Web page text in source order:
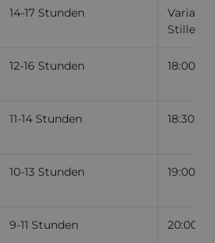
14-17 Stunden
Stillen/
12-16 Stunden 18:00 -
11-14 Stunden 18:30 -
10-13 Stunden 19:00 -
9-11 Stunden 20:00 -